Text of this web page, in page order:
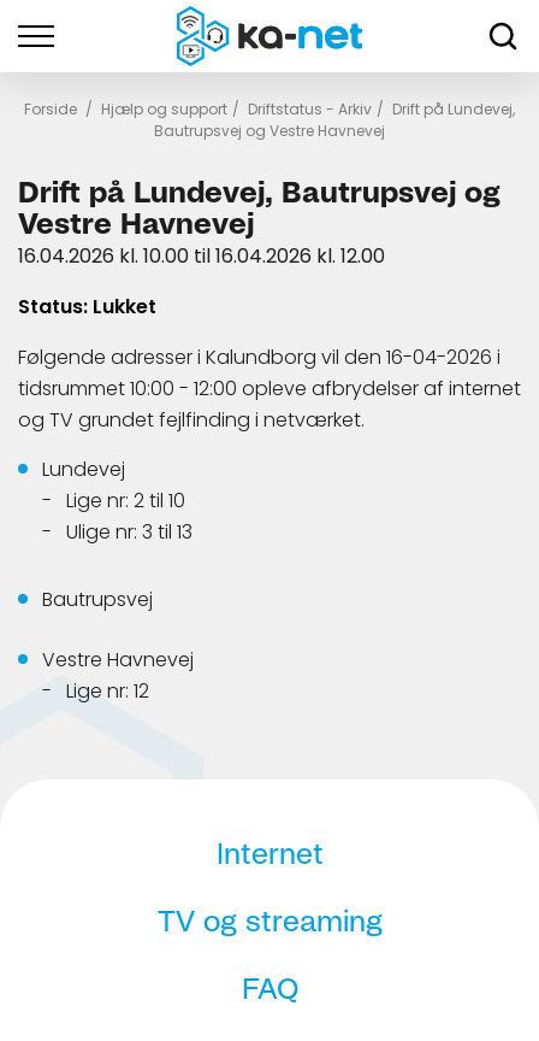
Forside / Hjælp og support / Driftstatus - Arkiv / Drift på Lundevej,
Bautrupsvej og Vestre Havnevej
Drift på Lundevej, Bautrupsvej og
Vestre Havnevej
16.04.2026 kl. 10.00 til 16.04.2026 kl. 12.00
Status: Lukket
Følgende adresser i Kalundborg vil den 16-04-2026 i
tidsrummet 10:00 - 12:00 opleve afbrydelser af internet
og TV grundet fejlfinding i netværket.
Lundevej
Lige nr: 2 til 10
Ulige nr: 3 til 13
Bautrupsvej
Vestre Havnevej
Lige nr: 12
Internet
TV og streaming
FAQ